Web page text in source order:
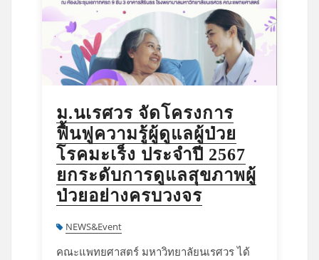
ม.นเรศวร จัดโครงการ
ฟื้นฟูความรู้ผู้ดูแลผู้ป่วย
โรคมะเร็ง ประจำปี 2567
ยกระดับการดูแลสุขภาพผู้
ป่วยอย่างครบวงจร
NEWS&Event
คณะแพทยศาสตร์ มหาวิทยาลัยนเรศวร ได้